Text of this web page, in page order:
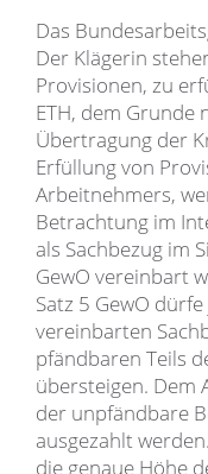
Das
Der Klägerin
Provisionen, zu
ETH, dem Grunde
Übertragung der
Erfüllung von
Arbeitnehmers,
Betrachtung im
als Sachbezug im
GewO vereinbart
Satz 5 GewO
vereinbarten
pfändbaren Teils
übersteigen. Dem
der unpfändbare
ausgezahlt
die genaue Höhe